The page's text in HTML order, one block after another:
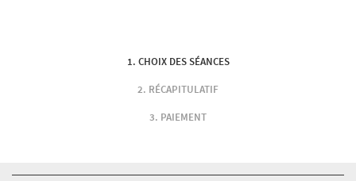
CHOIX DES SÉANCES
RÉCAPITULATIF
PAIEMENT